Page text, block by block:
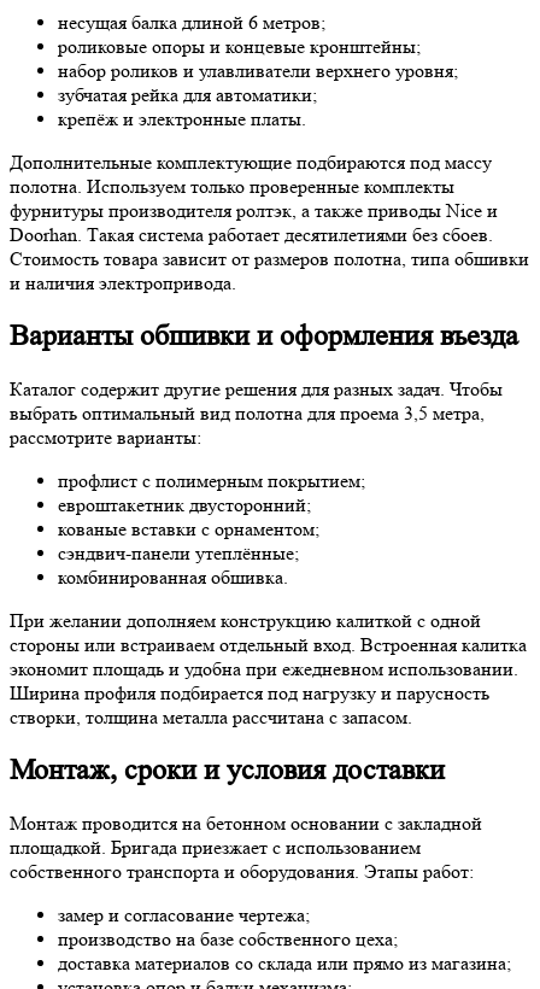
несущая балка длиной 6 метров;
роликовые опоры и концевые кронштейны;
набор роликов и улавливатели верхнего уровня;
зубчатая рейка для автоматики;
крепёж и электронные платы.
Дополнительные комплектующие подбираются под массу
полотна. Используем только проверенные комплекты
фурнитуры производителя ролтэк, а также приводы Nice и
Doorhan. Такая система работает десятилетиями без сбоев.
Стоимость товара зависит от размеров полотна, типа обшивки
и наличия электропривода.
Варианты обшивки и оформления въезда
Каталог содержит другие решения для разных задач. Чтобы
выбрать оптимальный вид полотна для проема 3,5 метра,
рассмотрите варианты:
профлист с полимерным покрытием;
евроштакетник двусторонний;
кованые вставки с орнаментом;
сэндвич-панели утеплённые;
комбинированная обшивка.
При желании дополняем конструкцию калиткой с одной
стороны или встраиваем отдельный вход. Встроенная калитка
экономит площадь и удобна при ежедневном использовании.
Ширина профиля подбирается под нагрузку и парусность
створки, толщина металла рассчитана с запасом.
Монтаж, сроки и условия доставки
Монтаж проводится на бетонном основании с закладной
площадкой. Бригада приезжает с использованием
собственного транспорта и оборудования. Этапы работ:
замер и согласование чертежа;
производство на базе собственного цеха;
доставка материалов со склада или прямо из магазина;